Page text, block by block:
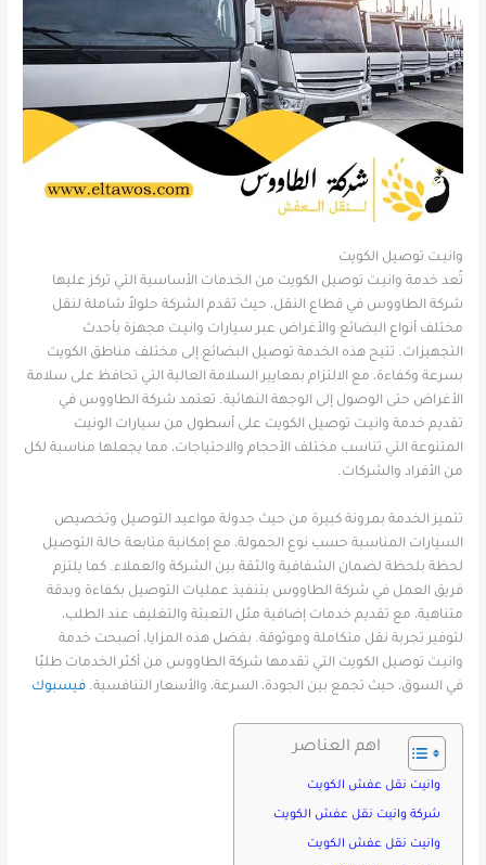
وانيـت توصيل الكويت
تُعد خدمة وانيـت توصيل الكويت من الخدمات الأساسية التي تركز عليها
شركة الطاووس في قطاع النقل، حيث تقدم الشركة حلولاً شاملة لنقل
مختلف أنواع البضائع والأغراض عبر سيارات وانيـت مجهزة بأحدث
التجهيزات. تتيح هذه الخدمة توصيل البضائع إلى مختلف مناطق الكويت
بسرعة وكفاءة، مع الالتزام بمعايير السلامة العالية التي تحافظ على سلامة
الأغراض حتى الوصول إلى الوجهة النهائية. تعتمد شركة الطاووس في
تقديم خدمة وانيـت توصيل الكويت على أسطول من سيارات الونيت
المتنوعة التي تناسب مختلف الأحجام والاحتياجات، مما يجعلها مناسبة لكل
من الأفراد والشركات.
تتميز الخدمة بمرونة كبيرة من حيث جدولة مواعيد التوصيل وتخصيص
السيارات المناسبة حسب نوع الحمولة، مع إمكانية متابعة حالة التوصيل
لحظة بلحظة لضمان الشفافية والثقة بين الشركة والعملاء. كما يلتزم
فريق العمل في شركة الطاووس بتنفيذ عمليات التوصيل بكفاءة وبدقة
متناهية، مع تقديم خدمات إضافية مثل التعبئة والتغليف عند الطلب،
لتوفير تجربة نقل متكاملة وموثوقة. بفضل هذه المزايا، أصبحت خدمة
وانيـت توصيل الكويت التي تقدمها شركة الطاووس من أكثر الخدمات طلبًا
في السوق، حيث تجمع بين الجودة، السرعة، والأسعار التنافسية.فيسبوك
اهم العناصر
وانيت نقل عفش الكويت
شركة وانيت نقل عفش الكويت
وانيت نقل عفش الكويت